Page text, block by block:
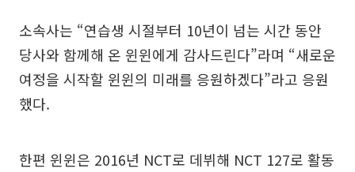
소속사는 “연습생 시절부터 10년이 넘는 시간 동안
당사와 함께해 온 윈윈에게 감사드린다”라며 “새로운
여정을 시작할 윈윈의 미래를 응원하겠다”라고 응원
했다.
한편 윈윈은 2016년 NCT로 데뷔해 NCT 127로 활동